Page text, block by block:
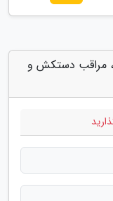
مراقب دستکش و